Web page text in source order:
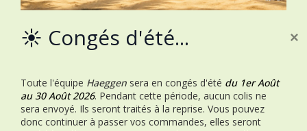
☀️ Congés d'été...
Toute l'équipe Haeggen sera en congés d'été du 1er Août
au 30 Août 2026. Pendant cette période, aucun colis ne
sera envoyé. Ils seront traités à la reprise. Vous pouvez
donc continuer à passer vos commandes, elles seront
×